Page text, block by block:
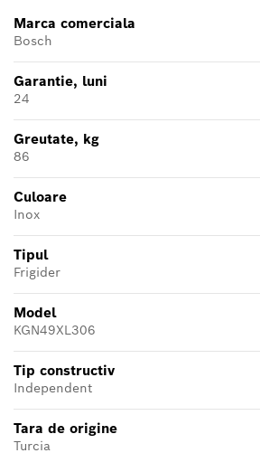
Marca comerciala
Bosch
Garantie, luni
24
Greutate, kg
86
Culoare
Inox
Tipul
Frigider
Model
KGN49XL306
Tip constructiv
Independent
Tara de origine
Turcia